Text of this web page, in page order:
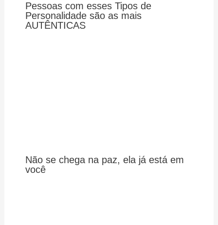
Pessoas com esses Tipos de
Personalidade são as mais
AUTÊNTICAS
Não se chega na paz, ela já está em
você